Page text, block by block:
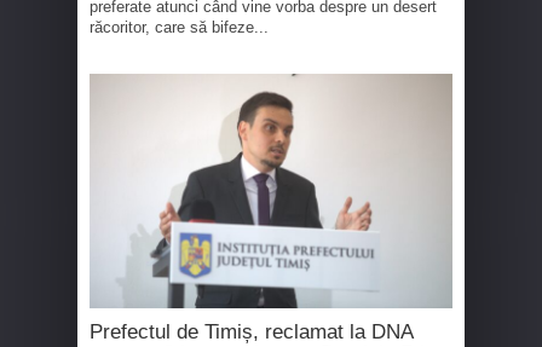
preferate atunci când vine vorba despre un desert
răcoritor, care să bifeze...
Prefectul de Timiș, reclamat la DNA